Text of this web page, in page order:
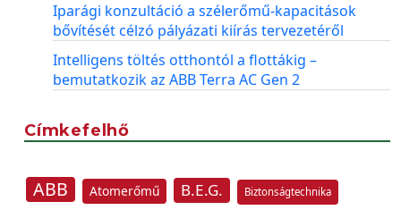
Iparági konzultáció a szélerőmű-kapacitások
bővítését célzó pályázati kiírás tervezetéről
Intelligens töltés otthontól a flottákig –
bemutatkozik az ABB Terra AC Gen 2
Címkefelhő
ABB Atomerőmű B.E.G. Biztonságtechnika